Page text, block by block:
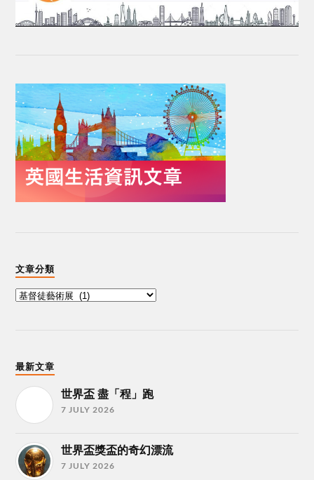
文章分類
最新文章
世界盃 盡「程」跑
7 JULY 2026
世界盃獎盃的奇幻漂流
7 JULY 2026